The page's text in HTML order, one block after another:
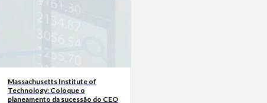
Massachusetts Institute of
Technology: Coloque o
planeamento da sucessão do CEO